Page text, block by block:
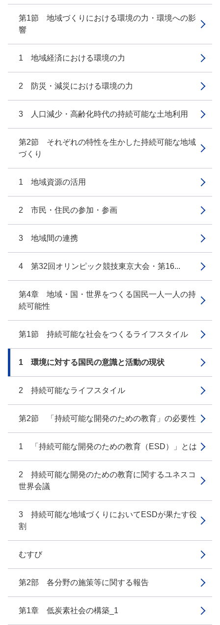
第1節 地域づくりにおける環境の力・環境への影
響
1 地域経済における環境の力
2 防災・減災における環境の力
3 人口減少・高齢化時代の持続可能な土地利用
第2節 それぞれの特性を生かした持続可能な地域
づくり
1 地域資源の活用
2 市民・住民の参加・参画
3 地域間の連携
4 第32回オリンピック競技東京大会・第16...
第4章 地域・国・世界をつくる国民一人一人の持
続可能性
第1節 持続可能な社会をつくるライフスタイル
1 環境に対する国民の意識と活動の現状
2 持続可能なライフスタイル
第2節 「持続可能な開発のための教育」の必要性
1 「持続可能な開発のための教育（ESD）」とは
2 持続可能な開発のための教育に関するユネスコ
世界会議
3 持続可能な地域づくりにおいてESDが果たす役
割
むすび
第2部 各分野の施策等に関する報告
第1章 低炭素社会の構築_1